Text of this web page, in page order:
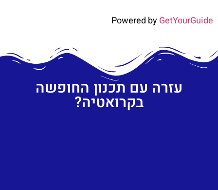
Powered byGetYourGuide
עזרה עם תכנון החופשה
בקרואטיה?